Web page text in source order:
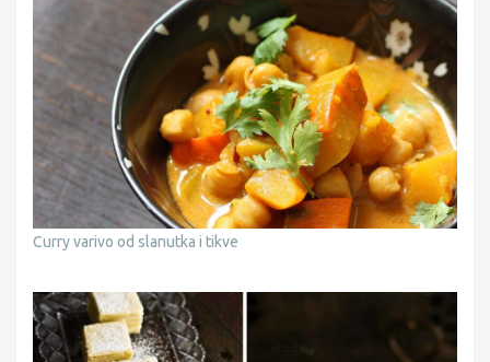
Curry varivo od slanutka i tikve